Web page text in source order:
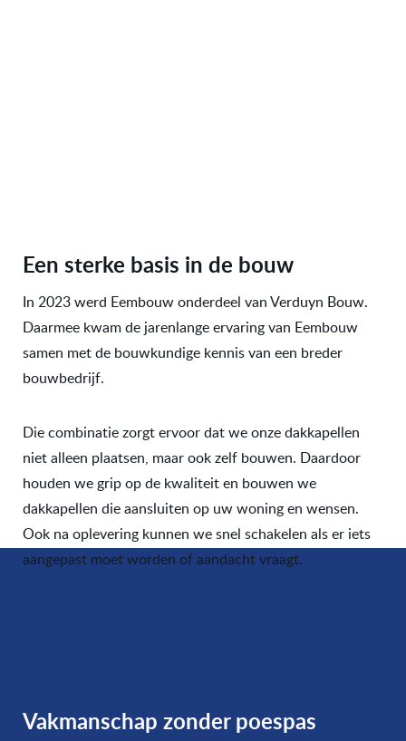
Een sterke basis in de bouw
In 2023 werd Eembouw onderdeel van Verduyn Bouw.
Daarmee kwam de jarenlange ervaring van Eembouw
samen met de bouwkundige kennis van een breder
bouwbedrijf.
Die combinatie zorgt ervoor dat we onze dakkapellen
niet alleen plaatsen, maar ook zelf bouwen. Daardoor
houden we grip op de kwaliteit en bouwen we
dakkapellen die aansluiten op uw woning en wensen.
Ook na oplevering kunnen we snel schakelen als er iets
aangepast moet worden of aandacht vraagt.
Vakmanschap zonder poespas